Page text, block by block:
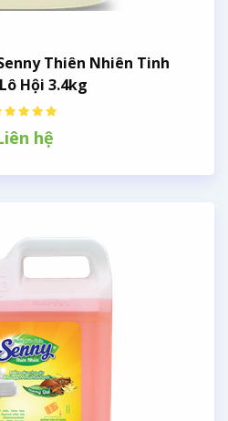
Thiên Nhiên Tinh
Hội 3.4kg
hệ